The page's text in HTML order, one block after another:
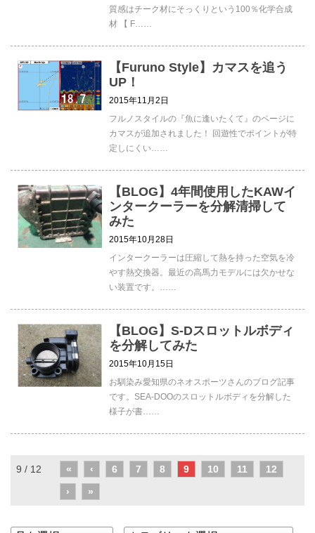
質感はチーク材にそっくりという100％化学合成
材 【 F……
【Furuno Style】カマスを追う
UP！
2015年11月2日
フルノスタイルの『魚に逢いたくて』のページに
カマスが追加されました！ 回遊性でポイントが特
定しにくい……
【BLOG】4年間使用したKAWイ
ンタークーラーを分解清掃して
みた
2015年10月28日
インタークーラーは圧縮して熱を持った空気を冷
やす熱交換器。最近の高馬力モデルには欠かせな
い装置です。……
【BLOG】S-Dスロットルボディ
を分解してみた
2015年10月15日
お馴染み愛知県のネオスポーツさんのブログ記事
です。SEA-DOOのスロットルボディを分解した
様子が書……
9 / 12 « ‹ 6 7 8 9 10 11
12
›
»